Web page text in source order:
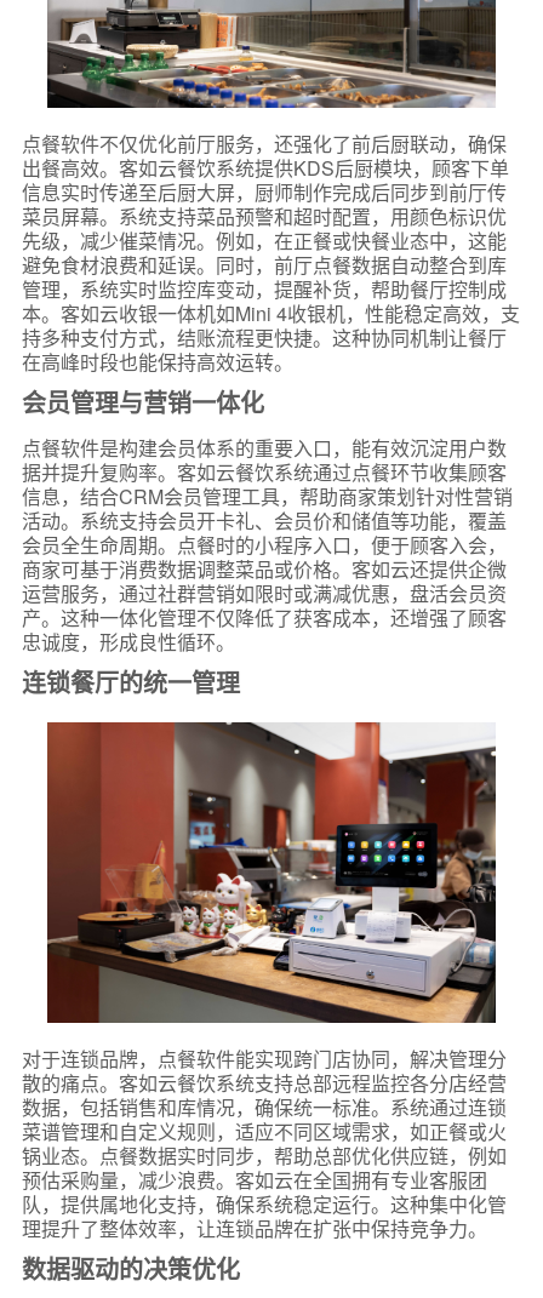
点餐软件不仅优化前厅服务，还强化了前后厨联动，确保
出餐高效。客如云餐饮系统提供KDS后厨模块，顾客下单
信息实时传递至后厨大屏，厨师制作完成后同步到前厅传
菜员屏幕。系统支持菜品预警和超时配置，用颜色标识优
先级，减少催菜情况。例如，在正餐或快餐业态中，这能
避免食材浪费和延误。同时，前厅点餐数据自动整合到库
管理，系统实时监控库变动，提醒补货，帮助餐厅控制成
本。客如云收银一体机如Mini 4收银机，性能稳定高效，支
持多种支付方式，结账流程更快捷。这种协同机制让餐厅
在高峰时段也能保持高效运转。
会员管理与营销一体化
点餐软件是构建会员体系的重要入口，能有效沉淀用户数
据并提升复购率。客如云餐饮系统通过点餐环节收集顾客
信息，结合CRM会员管理工具，帮助商家策划针对性营销
活动。系统支持会员开卡礼、会员价和储值等功能，覆盖
会员全生命周期。点餐时的小程序入口，便于顾客入会，
商家可基于消费数据调整菜品或价格。客如云还提供企微
运营服务，通过社群营销如限时或满减优惠，盘活会员资
产。这种一体化管理不仅降低了获客成本，还增强了顾客
忠诚度，形成良性循环。
连锁餐厅的统一管理
对于连锁品牌，点餐软件能实现跨门店协同，解决管理分
散的痛点。客如云餐饮系统支持总部远程监控各分店经营
数据，包括销售和库情况，确保统一标准。系统通过连锁
菜谱管理和自定义规则，适应不同区域需求，如正餐或火
锅业态。点餐数据实时同步，帮助总部优化供应链，例如
预估采购量，减少浪费。客如云在全国拥有专业客服团
队，提供属地化支持，确保系统稳定运行。这种集中化管
理提升了整体效率，让连锁品牌在扩张中保持竞争力。
数据驱动的决策优化